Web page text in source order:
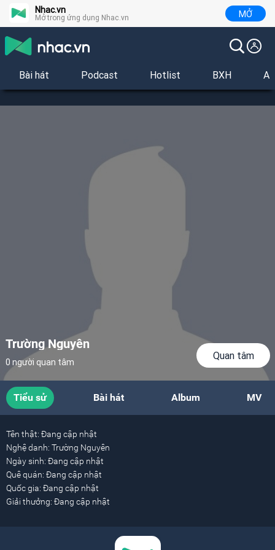
Nhac.vn
Mở trong ứng dụng Nhac.vn MỞ
Bài hát Podcast Hotlist BXH
Trường Nguyên
0 người quan tâm
Quan tâm
Tiểu sử Bài hát Album MV
Tên thật: Đang cập nhật
Nghệ danh: Trường Nguyên
Ngày sinh: Đang cập nhật
Quê quán: Đang cập nhật
Quốc gia: Đang cập nhật
Giải thưởng: Đang cập nhật